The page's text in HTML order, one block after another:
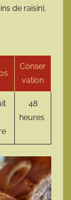
de raisin),
Conser
vation
48
heures